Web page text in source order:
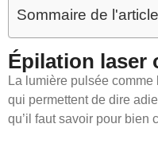
Sommaire de l'article
Épilation laser
La lumière pulsée
qui permettent de dire
qu’il faut savoir pour bien